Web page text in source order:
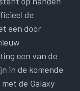
de
een door
een van de
in de komende
de Galaxy